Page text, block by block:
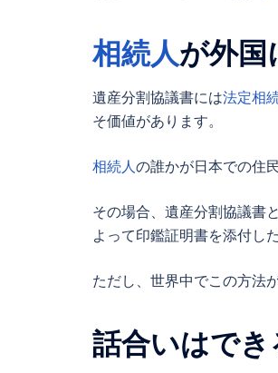
相続人が外国
遺産分割協議書には法定相
そ価値があります。
相続人 の誰かが日本での住
その場合、 遺産分割協議書
よって印鑑証明書を添付し
ただし、世界中でこの方法
話合いはで